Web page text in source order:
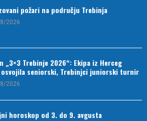
požari na području Trebinja
2026
„3×3 Trebinje 2026“: Ekipa iz Herceg
osvojila seniorski, Trebinjci juniorski turnir
2026
horoskop od 3. do 9. avgusta